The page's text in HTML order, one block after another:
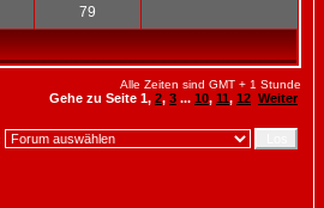
79
Alle Zeiten sind GMT + 1 Stunde
Gehe zu Seite 1, 2, 3 ... 10, 11, 12 Weiter